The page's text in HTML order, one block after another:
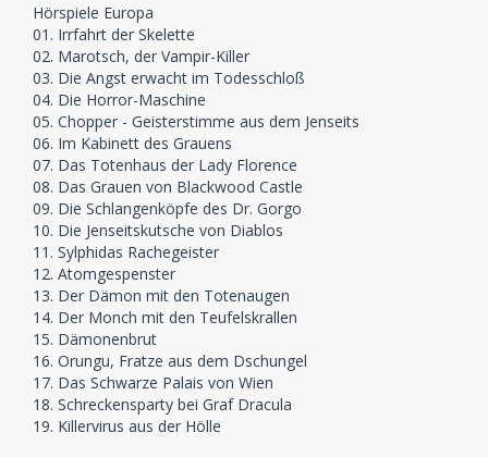
Hörspiele Europa
01. Irrfahrt der Skelette
02. Marotsch, der Vampir-Killer
03. Die Angst erwacht im Todesschloß
04. Die Horror-Maschine
05. Chopper - Geisterstimme aus dem Jenseits
06. Im Kabinett des Grauens
07. Das Totenhaus der Lady Florence
08. Das Grauen von Blackwood Castle
09. Die Schlangenköpfe des Dr. Gorgo
10. Die Jenseitskutsche von Diablos
11. Sylphidas Rachegeister
12. Atomgespenster
13. Der Dämon mit den Totenaugen
14. Der Monch mit den Teufelskrallen
15. Dämonenbrut
16. Orungu, Fratze aus dem Dschungel
17. Das Schwarze Palais von Wien
18. Schreckensparty bei Graf Dracula
19. Killervirus aus der Hölle